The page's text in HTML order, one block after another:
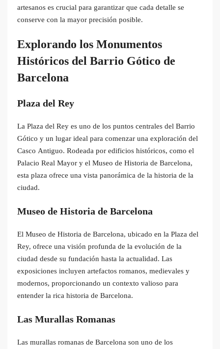
artesanos es crucial para garantizar que cada detalle se
conserve con la mayor precisión posible.
Explorando los Monumentos
Históricos del Barrio Gótico de
Barcelona
Plaza del Rey
La Plaza del Rey es uno de los puntos centrales del Barrio
Gótico y un lugar ideal para comenzar una exploración del
Casco Antiguo. Rodeada por edificios históricos, como el
Palacio Real Mayor y el Museo de Historia de Barcelona,
esta plaza ofrece una vista panorámica de la historia de la
ciudad.
Museo de Historia de Barcelona
El Museo de Historia de Barcelona, ubicado en la Plaza del
Rey, ofrece una visión profunda de la evolución de la
ciudad desde su fundación hasta la actualidad. Las
exposiciones incluyen artefactos romanos, medievales y
modernos, proporcionando un contexto valioso para
entender la rica historia de Barcelona.
Las Murallas Romanas
Las murallas romanas de Barcelona son uno de los